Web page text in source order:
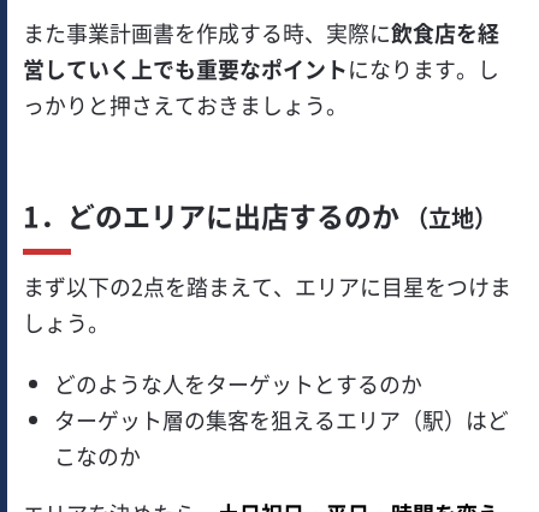
また事業計画書を作成する時、実際に飲食店を経
営していく上でも重要なポイントになります。し
っかりと押さえておきましょう。
1．どのエリアに出店するのか （立地）
まず以下の2点を踏まえて、エリアに目星をつけま
しょう。
どのような人をターゲットとするのか
ターゲット層の集客を狙えるエリア（駅）はど
こなのか